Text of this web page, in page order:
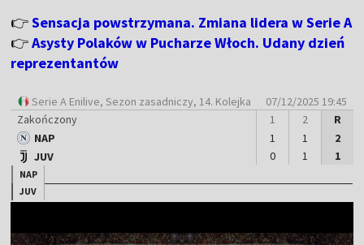
👉Sensacja powstrzymana. Zmiana lidera w Serie A
👉Asysty Polaków w Pucharze Włoch. Udany dzień
reprezentantów
Serie A Enilive, Sezon zasadniczy, 14. Kolejka
07/12/2025 19:45
Zakończony
NAP
JUV
1
1
0
2
1
1
R
2
1
NAP
JUV